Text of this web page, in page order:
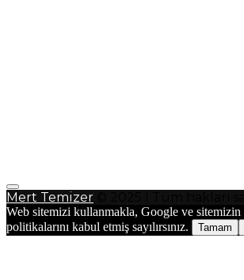
Mert Temizer
Web sitemizi kullanmakla, Google ve
politikalarını kabul etmiş sayılırsınız.
Tamam